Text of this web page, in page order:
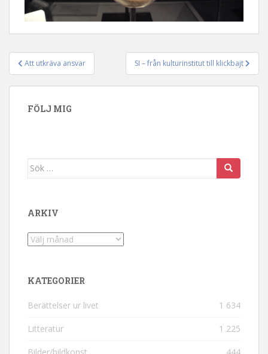
Inläggsnavigering
Att utkräva ansvar SI – från kulturinstitut till klickbajt
FÖLJ MIG
Sök efter:
ARKIV
Arkiv
KATEGORIER
Berättelser ur livet 1 634
Litteratur 1 225
Bilder/bildkonst 444